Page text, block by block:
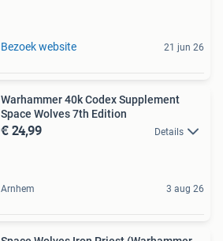
Bezoek website 21 jun 26
Warhammer 40k Codex Supplement
Space Wolves 7th Edition
€ 24,99 Details
Arnhem 3 aug 26